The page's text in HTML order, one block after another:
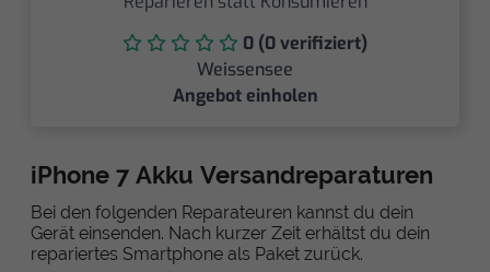
0 (0 verifiziert)
Weissensee
Angebot einholen
iPhone 7 Akku Versandreparaturen
Bei den folgenden Reparateuren kannst du dein
Gerät einsenden. Nach kurzer Zeit erhältst du dein
repariertes Smartphone als Paket zurück.